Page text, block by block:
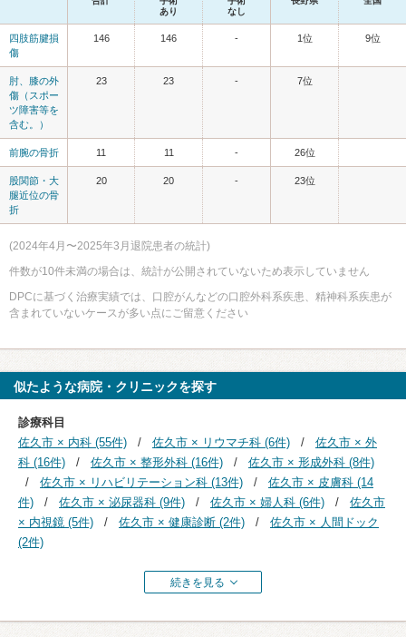
あり
なし
四肢筋腱損
傷
146 146 - 1位 9位
肘、膝の外
傷（スポー
ツ障害等を
含む。）
23 23 - 7位
前腕の骨折 11 11 - 26位
股関節・大
腿近位の骨
折
20 20 - 23位
(2024年4月〜2025年3月退院患者の統計)
件数が10件未満の場合は、統計が公開されていないため表示していません
DPCに基づく治療実績では、口腔がんなどの口腔外科系疾患、精神科系疾患が
含まれていないケースが多い点にご留意ください
似たような病院・クリニックを探す
診療科目
佐久市 × 内科 (55件)
佐久市 × リウマチ科 (6件)
佐久市 × 外
科 (16件)
佐久市 × 整形外科 (16件)
佐久市 × 形成外科 (8件)
佐久市 × リハビリテーション科 (13件)
佐久市 × 皮膚科 (14
件)
佐久市 × 泌尿器科 (9件) 佐久市 × 婦人科 (6件)
佐久市
× 内視鏡 (5件)
佐久市 × 健康診断 (2件)
佐久市 × 人間ドック
(2件)
続きを見る